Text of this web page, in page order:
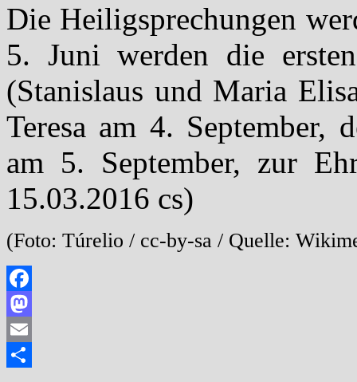
Die Heiligsprechungen
5. Juni werden die
(Stanislaus und Maria
Teresa am 4. September,
am 5. September, zur
15.03.2016 cs)
(Foto: Túrelio / cc-by-sa / Quelle:
Facebook
Mastodon
Email